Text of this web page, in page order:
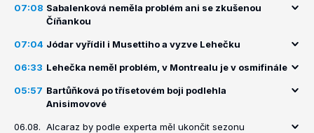
07:08 Sabalenková neměla problém ani se zkušenou
Číňankou
07:04 Jódar vyřídil i Musettiho a vyzve Lehečku
06:33 Lehečka neměl problém, v Montrealu je v osmifinále
05:57 Bartůňková po třísetovém boji podlehla
Anisimovové
06.08. Alcaraz by podle experta měl ukončit sezonu